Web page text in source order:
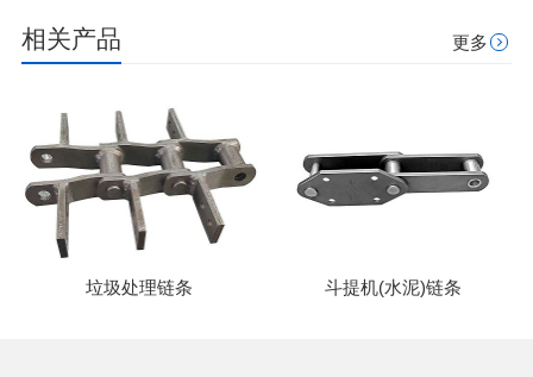
相关产品 更多
垃圾处理链条 斗提机(水泥)链条